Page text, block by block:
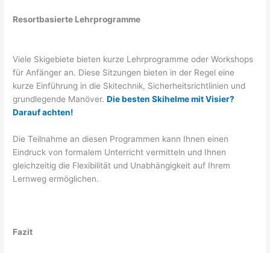
Resortbasierte Lehrprogramme
Viele Skigebiete bieten kurze Lehrprogramme oder Workshops
für Anfänger an. Diese Sitzungen bieten in der Regel eine
kurze Einführung in die Skitechnik, Sicherheitsrichtlinien und
grundlegende Manöver.Die besten Skihelme mit Visier?
Darauf achten!
Die Teilnahme an diesen Programmen kann Ihnen einen
Eindruck von formalem Unterricht vermitteln und Ihnen
gleichzeitig die Flexibilität und Unabhängigkeit auf Ihrem
Lernweg ermöglichen.
Fazit